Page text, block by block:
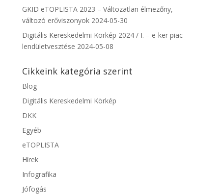
GKID eTOPLISTA 2023 – Változatlan élmezőny,
változó erőviszonyok 2024-05-30
Digitális Kereskedelmi Körkép 2024 / I. – e-ker piac
lendületvesztése 2024-05-08
Cikkeink kategória szerint
Blog
Digitális Kereskedelmi Körkép
DKK
Egyéb
eTOPLISTA
Hírek
Infografika
Jófogás